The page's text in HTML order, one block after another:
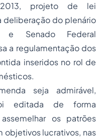
projeto de lei
deliberação do plenário
e Senado Federal
a regulamentação dos
inseridos no rol de
seja admirável,
editada de forma
os patrões
objetivos lucrativos, nas